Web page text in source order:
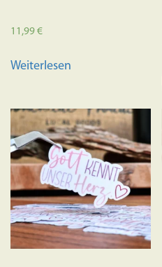
11,99€
Weiterlesen